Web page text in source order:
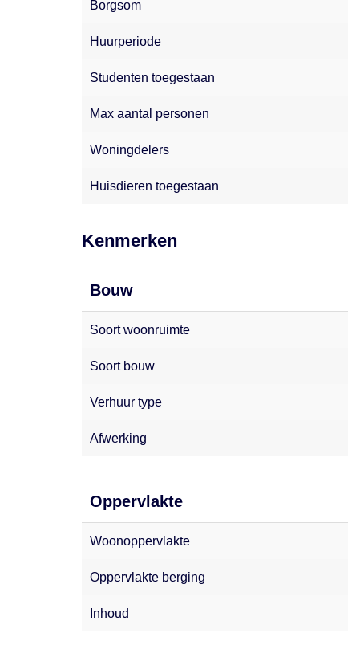
Borgsom
Huurperiode
Studenten toegestaan
Max aantal personen
Woningdelers
Huisdieren toegestaan
Kenmerken
Bouw
Soort woonruimte
Soort bouw
Verhuur type
Afwerking
Oppervlakte
Woonoppervlakte
Oppervlakte berging
Inhoud